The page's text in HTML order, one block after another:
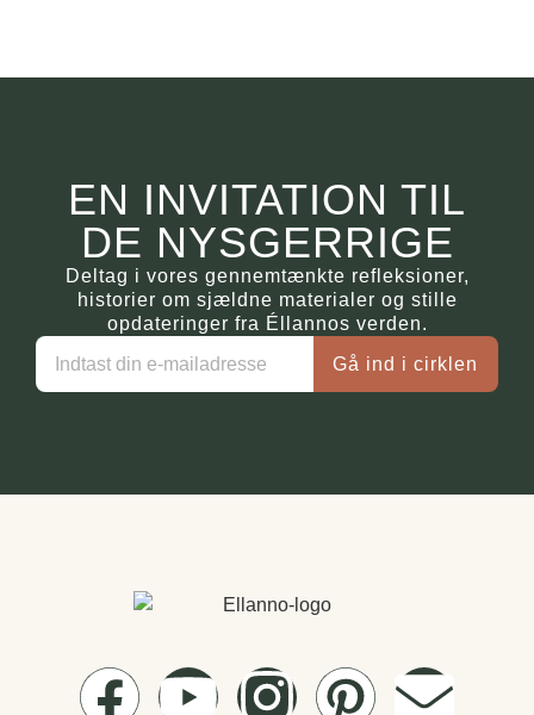
EN INVITATION TIL
DE NYSGERRIGE
Deltag i vores gennemtænkte refleksioner,
historier om sjældne materialer og stille
opdateringer fra Éllannos verden.
Gå ind i cirklen